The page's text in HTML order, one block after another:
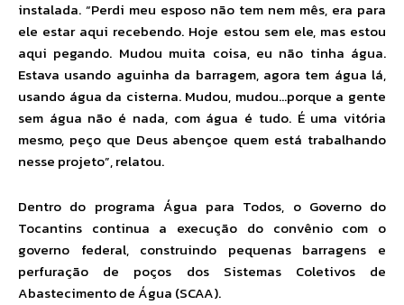
instalada. “Perdi meu esposo não tem nem mês, era para
ele estar aqui recebendo. Hoje estou sem ele, mas estou
aqui pegando. Mudou muita coisa, eu não tinha água.
Estava usando aguinha da barragem, agora tem água lá,
usando água da cisterna. Mudou, mudou…porque a gente
sem água não é nada, com água é tudo. É uma vitória
mesmo, peço que Deus abençoe quem está trabalhando
nesse projeto”, relatou.
Dentro do programa Água para Todos, o Governo do
Tocantins continua a execução do convênio com o
governo federal, construindo pequenas barragens e
perfuração de poços dos Sistemas Coletivos de
Abastecimento de Água (SCAA).